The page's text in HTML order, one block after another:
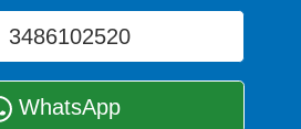
3486102520
WhatsApp